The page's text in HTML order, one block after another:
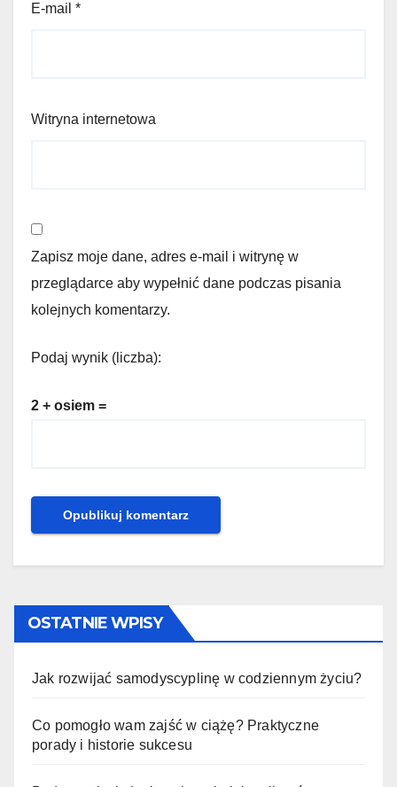
E-mail *
Witryna internetowa
Zapisz moje dane, adres e-mail i witrynę w
przeglądarce aby wypełnić dane podczas pisania
kolejnych komentarzy.
Podaj wynik (liczba):
2 + osiem =
OSTATNIE WPISY
Jak rozwijać samodyscyplinę w codziennym życiu?
Co pomogło wam zajść w ciążę? Praktyczne
porady i historie sukcesu